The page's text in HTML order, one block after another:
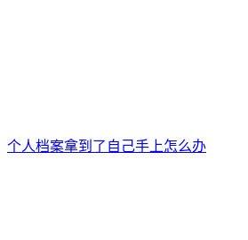
个人档案拿到了自己手上怎么办